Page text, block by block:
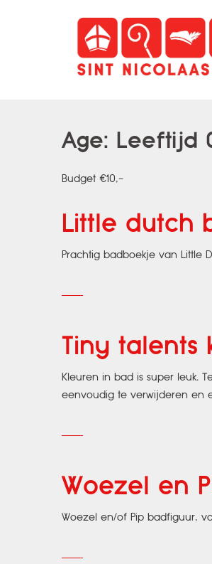
Age: Leeftijd
Budget €10,-
Little dutch
Prachtig badboekje van Little
Tiny talents
Kleuren in bad is super leuk.
eenvoudig te verwijderen en
Woezel en
Woezel en/of Pip badfiguur,